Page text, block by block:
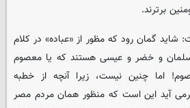
برترند.
شاید گمان رود که مظور از «عباده» در کلام
سلمان و خضر و عیسی هستند که یا معصوم
اما چنین نیست، زیرا آنچه از خطبه
برمی آید این است که منظور همان مردم مصر